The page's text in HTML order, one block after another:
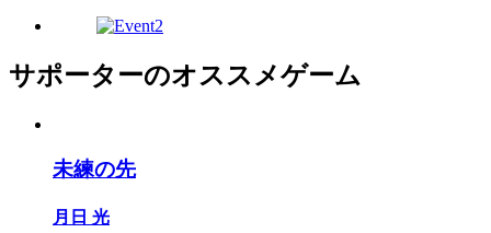
サポーターのオススメゲーム
未練の先
月日 光